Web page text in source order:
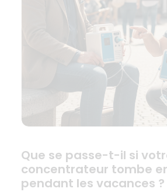
Que se passe-t-il si
concentrateur tombe
pendant les vacances ?